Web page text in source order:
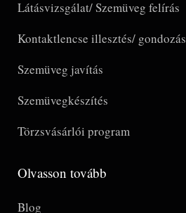
Látásvizsgálat/ Szemüveg felírás
Kontaktlencse illesztés/ gondozás
Szemüveg javítás
Szemüvegkészítés
Törzsvásárlói program
Olvasson tovább
Blog